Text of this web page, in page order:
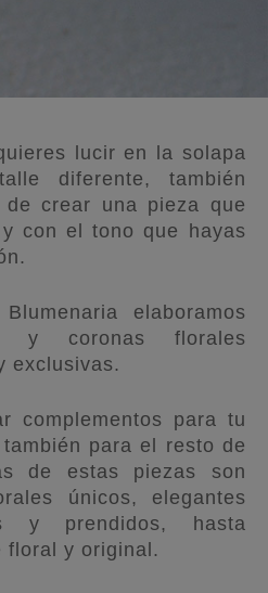
lucir en la solapa
diferente, también
de crear una pieza que
con el tono que hayas
elaboramos
y coronas florales
exclusivas.
complementos para tu
para el resto de
de estas piezas son
únicos, elegantes
y prendidos, hasta
floral y original.